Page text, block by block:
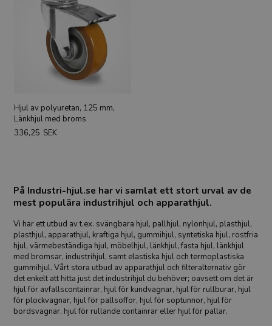
Hjul av polyuretan, 125 mm,
Länkhjul med broms
336,25 SEK
På Industri-hjul.se har vi samlat ett stort urval av de
mest populära industrihjul och apparathjul.
Vi har ett utbud av t.ex. svängbara hjul, pallhjul, nylonhjul, plasthjul,
plasthjul, apparathjul, kraftiga hjul, gummihjul, syntetiska hjul, rostfria
hjul, värmebeständiga hjul, möbelhjul, länkhjul, fasta hjul, länkhjul
med bromsar, industrihjul, samt elastiska hjul och termoplastiska
gummihjul. Vårt stora utbud av apparathjul och filteralternativ gör
det enkelt att hitta just det industrihjul du behöver; oavsett om det är
hjul för avfallscontainrar, hjul för kundvagnar, hjul för rullburar, hjul
för plockvagnar, hjul för pallsoffor, hjul för soptunnor, hjul för
bordsvagnar, hjul för rullande containrar eller hjul för pallar.